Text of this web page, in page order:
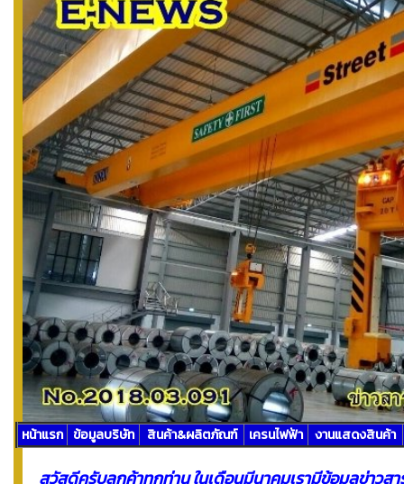
หน้าแรก ข้อมูลบริษัท สินค้า&ผลิตภัณฑ์ เครนไฟฟ้า งานแสดงสินค้า
สวัสดีครับลูกค้าทุกท่าน ในเดือนมีนาคมเรามีข้อมูลข่าวสา